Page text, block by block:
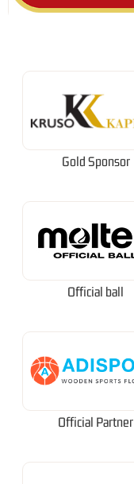
Gold Sponsor
Official ball
Official Partner